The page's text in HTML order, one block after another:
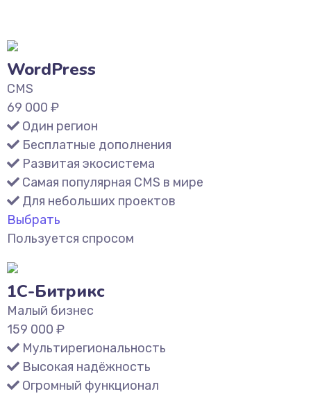
WordPress
CMS
69 000 ₽
Один регион
Бесплатные дополнения
Развитая экосистема
Самая популярная CMS в мире
Для небольших проектов
Выбрать
Пользуется спросом
1С-Битрикс
Малый бизнес
159 000 ₽
Мультирегиональность
Высокая надёжность
Огромный функционал